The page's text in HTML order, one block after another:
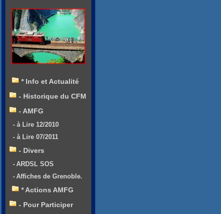
* Info et Actualité
- Historique du CFM
- AMFG
- à Lire 12/2010
- à Lire 07/2011
- Divers
- ARDSL SOS
- Affiches de Grenoble.
* Actions AMFG
- Pour Participer